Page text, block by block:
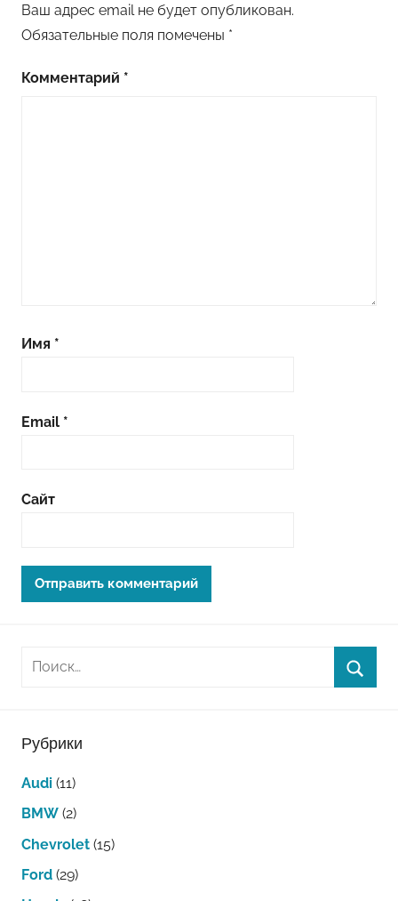
Ваш адрес email не будет опубликован.
Обязательные поля помечены *
Комментарий *
Имя *
Email *
Сайт
Рубрики
Audi (11)
BMW (2)
Chevrolet (15)
Ford (29)